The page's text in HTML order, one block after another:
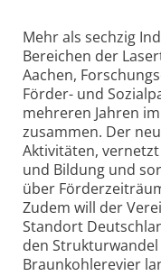
Mehr als sechzig
Bereichen der
Aachen,
Förder- und
mehreren Jahren im
zusammen. Der
Aktivitäten,
und Bildung und
über
Zudem will der
Standort
den
Braunkohlerevier